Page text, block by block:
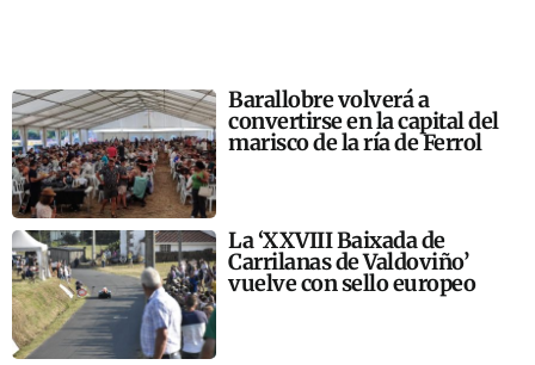
Barallobre volverá a
convertirse en la capital del
marisco de la ría de Ferrol
La ‘XXVIII Baixada de
Carrilanas de Valdoviño’
vuelve con sello europeo